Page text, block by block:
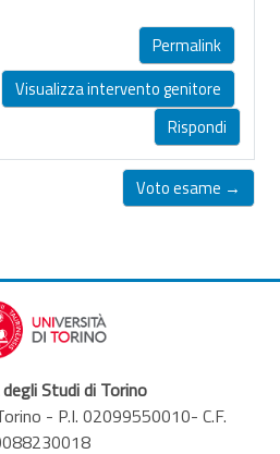
Permalink
Visualizza intervento genitore
Rispondi
Voto esame →
Studi di Torino
- P.I. 02099550010- C.F.